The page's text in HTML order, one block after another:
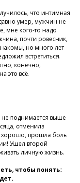
что интимная
умер, мужчин не
мне кого-то надо
почти ровесник,
но много лет
встретиться.
конечно,
это всё.
не поднимается выше
отменила
хорошо, прошла боль
Ушел второй
личную жизнь.
чтобы понять: